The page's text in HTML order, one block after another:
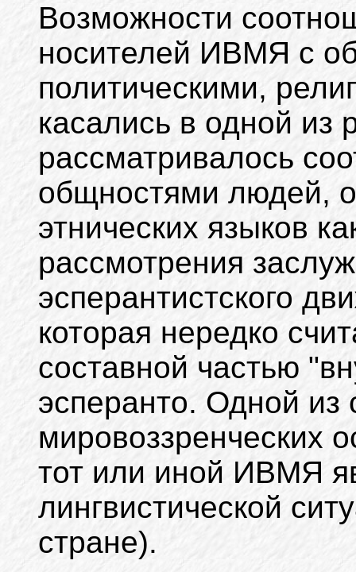
Возможности
носителей ИВМЯ с
политическими,
касались в одной из
рассматривалось
общностями людей,
этнических языков
рассмотрения
эсперантистского
которая нередко
составной частью
эсперанто. Одной
мировоззренческих
тот или иной ИВМЯ
лингвистической
стране).